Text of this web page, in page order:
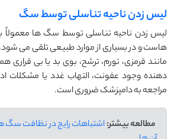
لیس زدن ناحیه تناسلی توسط سگ
لیس زدن ناحیه تناسلی توسط سگ ها معمولاً
هاست و در بسیاری از موارد طبیعی تلقی می شود.
مانند قرمزی، تورم، ترشح، بوی بد یا بی قراری
دهنده وجود عفونت، التهاب غدد یا مشکلات
مراجعه به دامپزشک ضروری است.
مطالعه بیشتر:اشتباهات رایج در نظافت سگ